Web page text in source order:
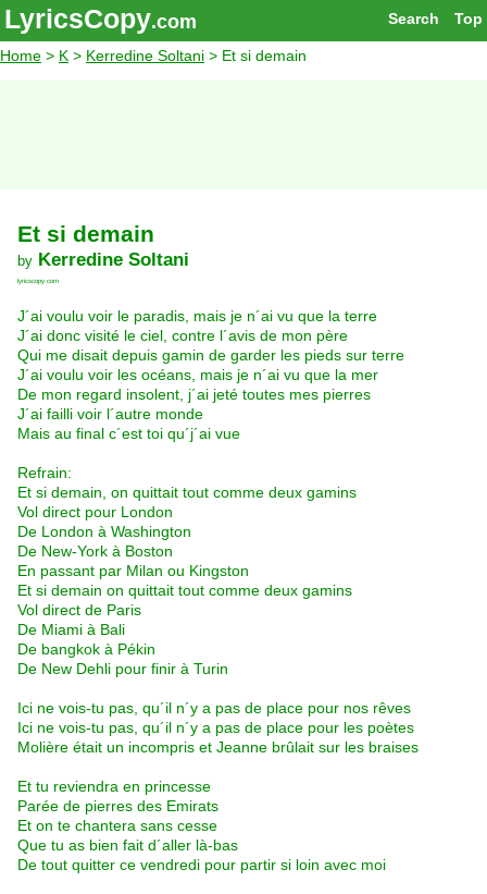
Top
Search
LyricsCopy.com
Home > K > Kerredine Soltani > Et si demain
Et si demain
by Kerredine Soltani
lyricscopy.com
J´ai voulu voir le paradis, mais je n´ai vu que la terre
J´ai donc visité le ciel, contre l´avis de mon père
Qui me disait depuis gamin de garder les pieds sur terre
J´ai voulu voir les océans, mais je n´ai vu que la mer
De mon regard insolent, j´ai jeté toutes mes pierres
J´ai failli voir l´autre monde
Mais au final c´est toi qu´j´ai vue
Refrain:
Et si demain, on quittait tout comme deux gamins
Vol direct pour London
De London à Washington
De New-York à Boston
En passant par Milan ou Kingston
Et si demain on quittait tout comme deux gamins
Vol direct de Paris
De Miami à Bali
De bangkok à Pékin
De New Dehli pour finir à Turin
Ici ne vois-tu pas, qu´il n´y a pas de place pour nos rêves
Ici ne vois-tu pas, qu´il n´y a pas de place pour les poètes
Molière était un incompris et Jeanne brûlait sur les braises
Et tu reviendra en princesse
Parée de pierres des Emirats
Et on te chantera sans cesse
Que tu as bien fait d´aller là-bas
De tout quitter ce vendredi pour partir si loin avec moi